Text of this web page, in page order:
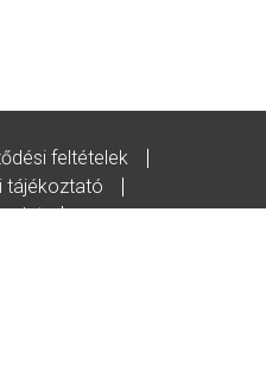
feltételek
tájékoztató